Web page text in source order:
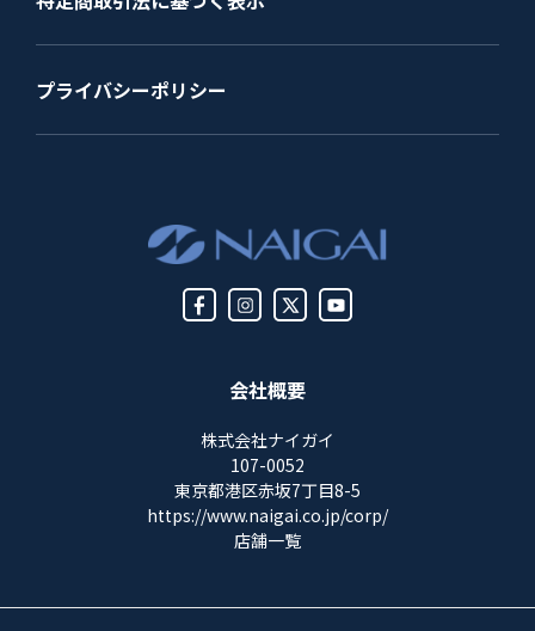
会社概要
株式会社ナイガイ
107-0052
東京都港区赤坂7丁目8-5
https://www.naigai.co.jp/corp/
店舗一覧
プライバシーポリシー